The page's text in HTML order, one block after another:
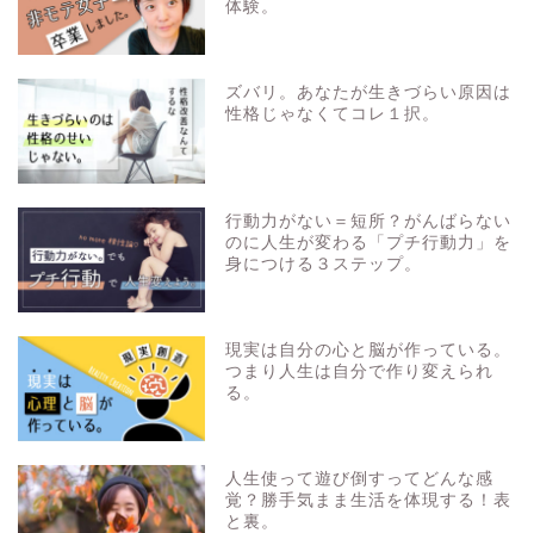
体験。
ズバリ。あなたが生きづらい原因は
性格じゃなくてコレ１択。
行動力がない＝短所？がんばらない
のに人生が変わる「プチ行動力」を
身につける３ステップ。
現実は自分の心と脳が作っている。
つまり人生は自分で作り変えられ
る。
人生使って遊び倒すってどんな感
覚？勝手気まま生活を体現する！表
と裏。